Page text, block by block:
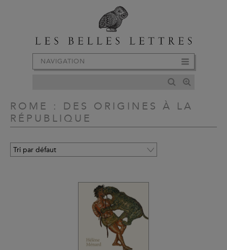
NAVIGATION
ROME : DES ORIGINES À LA
RÉPUBLIQUE